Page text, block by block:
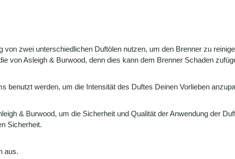
von zwei unterschiedlichen Duftölen nutzen, um den Brenner zu
von Asleigh & Burwood, denn dies kann dem Brenner Schaden
benutzt werden, um die Intensität des Duftes Deinen Vorlieben
& Burwood, um die Sicherheit und Qualität der Anwendung der
Sicherheit.
aus.